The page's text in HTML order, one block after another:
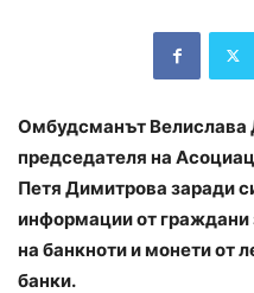
Омбудсманът Велислава
председателя на
Петя Димитрова заради
информации от граждани
на банкноти и монети от
банки.